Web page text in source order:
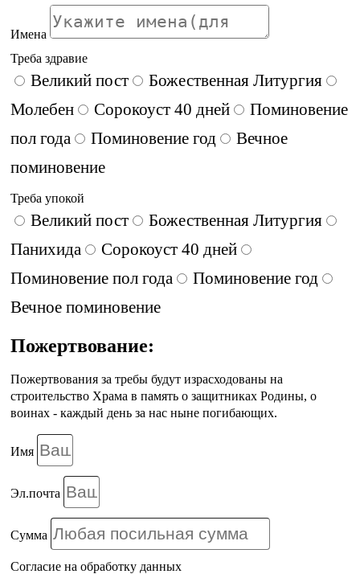
Имена
Треба здравие
Великий пост
Божественная Литургия
Молебен
Сорокоуст 40 дней
Поминовение
пол года
Поминовение год
Вечное
поминовение
Треба упокой
Великий пост
Божественная Литургия
Панихида
Сорокоуст 40 дней
Поминовение пол года
Поминовение год
Вечное поминовение
Пожертвование:
Пожертвования за требы будут израсходованы на
строительство Храма в память о защитниках Родины, о
воинах - каждый день за нас ныне погибающих.
Имя
Эл.почта
Сумма
Согласие на обработку данных